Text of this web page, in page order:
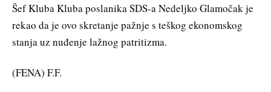
Šef Kluba Kluba poslanika SDS-a Nedeljko Glamočak je
rekao da je ovo skretanje pažnje s teškog ekonomskog
stanja uz nuđenje lažnog patritizma.
(FENA) F.F.